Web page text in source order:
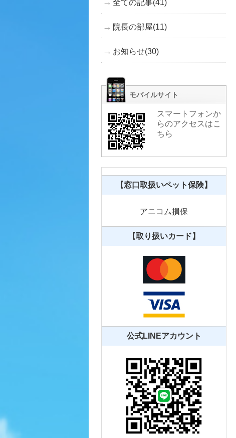
全ての記事(41)
院長の部屋(11)
お知らせ(30)
モバイルサイト
スマートフォンか
らのアクセスはこ
ちら
【窓口取扱いペット保険】
アニコム損保
【取り扱いカード】
公式LINEアカウント